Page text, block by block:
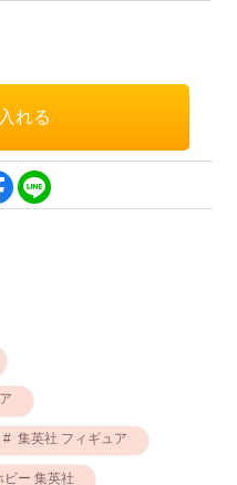
集英社 フィギュア
ビー 集英社